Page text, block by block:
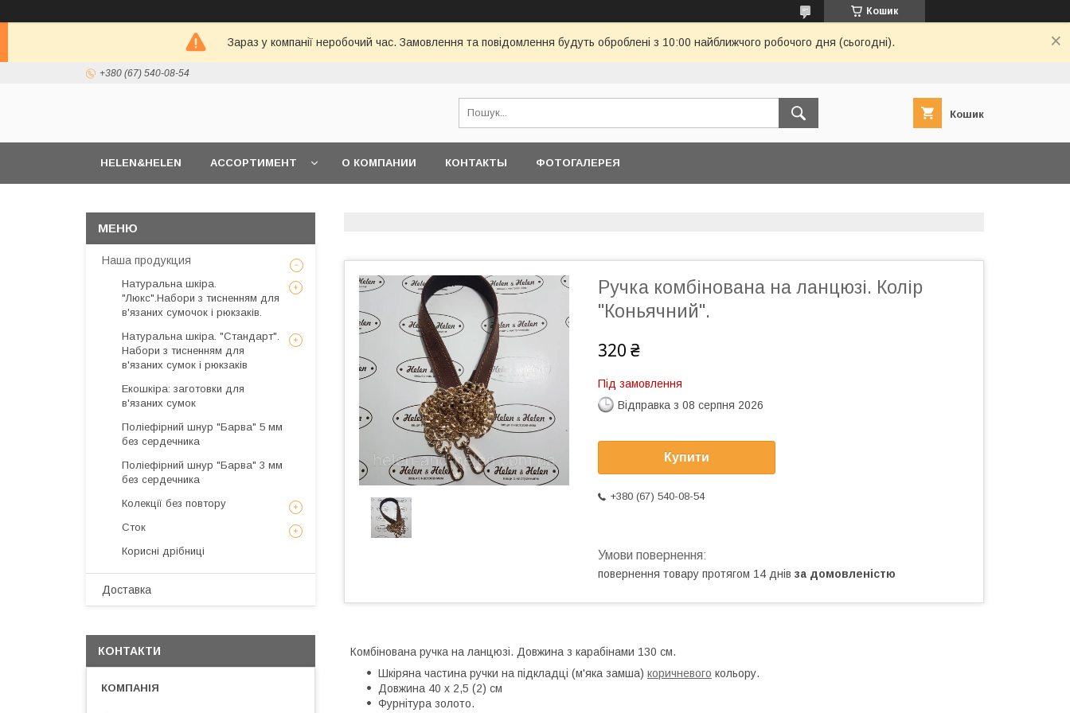
Кошик
Зараз у компанії неробочий час. Замовлення та повідомлення будуть оброблені з 10:00 найближчого робочого дня (сьогодні).
+380 (67) 540-08-54
Кошик
HELEN&HELEN АССОРТИМЕНТ О КОМПАНИИ КОНТАКТЫ ФОТОГАЛЕРЕЯ
Ручка комбінована на ланцюзі. Колір
"Коньячний".
320 ₴
Під замовлення
Відправка з 08 серпня 2026
Купити
+380 (67) 540-08-54
повернення товару протягом 14 днів за домовленістю
Комбінована ручка на ланцюзі. Довжина з карабінами 130 см.
Шкіряна частина ручки на підкладці (м'яка замша) коричневого кольору.
Довжина 40 х 2,5 (2) см
Фурнітура золото.
Наша продукция
Натуральна шкіра.
"Люкс".Набори з тисненням для
в'язаних сумочок і рюкзаків.
Натуральна шкіра. "Стандарт".
Набори з тисненням для
в'язаних сумок і рюкзаків
Екошкіра: заготовки для
в'язаних сумок
Поліефірний шнур "Барва" 5 мм
без сердечника
Поліефірний шнур "Барва" 3 мм
без сердечника
Колекції без повтору
Сток
Корисні дрібниці
Доставка
КОНТАКТИ